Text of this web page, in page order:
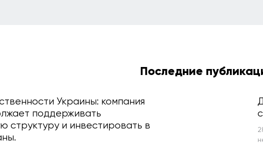
Последние
Украины: компания
поддерживать
структуру и инвестировать в